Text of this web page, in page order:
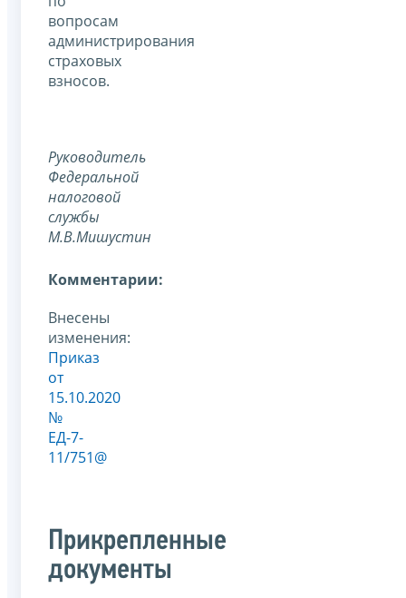
вопросам
администрирования
страховых
взносов.
Руководитель
Федеральной
налоговой
службы
М.В.Мишустин
Комментарии:
Внесены
изменения:
Приказ
от
15.10.2020
№
ЕД-7-
11/751@
Прикрепленные
документы